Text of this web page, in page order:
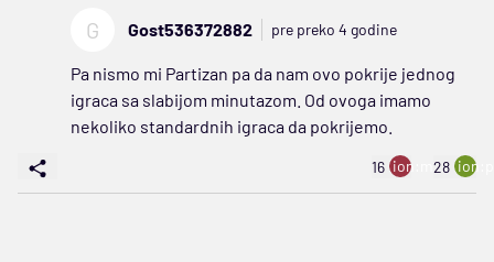
G Gost536372882 pre preko 4 godine
Pa nismo mi Partizan pa da nam ovo pokrije jednog
igraca sa slabijom minutazom. Od ovoga imamo
nekoliko standardnih igraca da pokrijemo.
16 ion:minus
28